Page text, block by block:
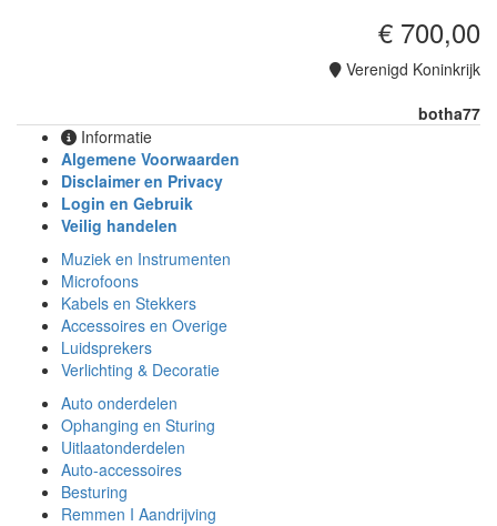
€ 700,00
Verenigd Koninkrijk
botha77
Informatie
Algemene Voorwaarden
Disclaimer en Privacy
Login en Gebruik
Veilig handelen
Muziek en Instrumenten
Microfoons
Kabels en Stekkers
Accessoires en Overige
Luidsprekers
Verlichting & Decoratie
Auto onderdelen
Ophanging en Sturing
Uitlaatonderdelen
Auto-accessoires
Besturing
Remmen I Aandrijving